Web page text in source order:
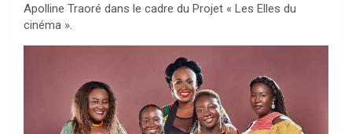
Apolline Traoré dans le cadre du Projet « Les Elles du
cinéma ».